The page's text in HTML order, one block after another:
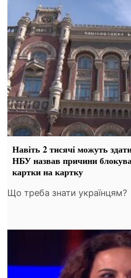
Навіть 2 тисячі можуть
НБУ назвав причини
картки на картку
Що треба знати українцям?